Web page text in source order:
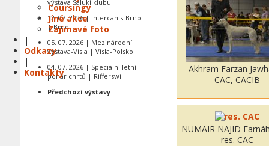
Coursingy
Jiné akce
Zajímavé foto
|
Odkazy
|
Kontakty
Akhram Farzan
CAC, CACIB
NUMAIR NAJID
res. CAC
výstava Saluki klubu |
12. 07. 2026 | Intercanis-Brno
| Brno
05. 07. 2026 | Mezinárodní
výstava-Visla | Visla-Polsko
04. 07. 2026 | Speciální letní
pohár chrtů | Rifferswil
Předchozí výstavy